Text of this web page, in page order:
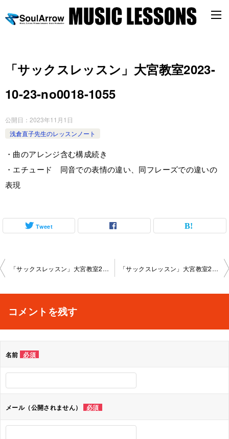
「サックスレッスン」大宮教室2023-
10-23-­no0018-­1055
公開日： 2023年11月1日
浅倉直子先生のレッスンノート
・曲のアレンジ含む構成続き
・エチュード 同音での表情の違い、同フレーズでの違いの
表現
Tweet
投
ビ
シ
ョ
ン
「サックスレッスン」大宮教室2023-10-10-­no0018-­1055 「サックスレッスン」大宮教室2023-11-08-­no0018-­1055
コメントを残す
名前 必須
メール（公開されません） 必須